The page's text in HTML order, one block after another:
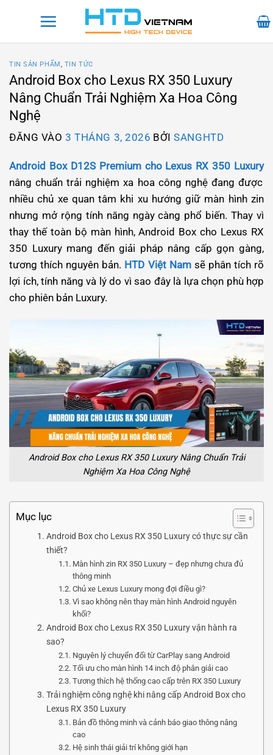
TIN SẢN PHẨM, TIN TỨC
Android Box cho Lexus RX 350 Luxury
Nâng Chuẩn Trải Nghiệm Xa Hoa Công
Nghệ
ĐĂNG VÀO3 THÁNG 3, 2026 BỞISANGHTD
Android Box D12S Premium cho Lexus RX 350 Luxury
nâng chuẩn trải nghiệm xa hoa công nghệ đang được
nhiều chủ xe quan tâm khi xu hướng giữ màn hình zin
nhưng mở rộng tính năng ngày càng phổ biến. Thay vì
thay thế toàn bộ màn hình, Android Box cho Lexus RX
350 Luxury mang đến giải pháp nâng cấp gọn gàng,
tương thích nguyên bản. HTD Việt Namsẽ phân tích rõ
lợi ích, tính năng và lý do vì sao đây là lựa chọn phù hợp
cho phiên bản Luxury.
Android Box cho Lexus RX 350 Luxury Nâng Chuẩn Trải
Nghiệm Xa Hoa Công Nghệ
Mục lục
Android Box cho Lexus RX 350 Luxury có thực sự cần
thiết?
Màn hình zin RX 350 Luxury – đẹp nhưng chưa đủ
thông minh
Chủ xe Lexus Luxury mong đợi điều gì?
Vì sao không nên thay màn hình Android nguyên
khối?
Android Box cho Lexus RX 350 Luxury vận hành ra
sao?
Nguyên lý chuyển đổi từ CarPlay sang Android
Tối ưu cho màn hình 14 inch độ phân giải cao
Tương thích hệ thống cao cấp trên RX 350 Luxury
Trải nghiệm công nghệ khi nâng cấp Android Box cho
Lexus RX 350 Luxury
Bản đồ thông minh và cảnh báo giao thông nâng
cao
Hệ sinh thái giải trí không giới hạn